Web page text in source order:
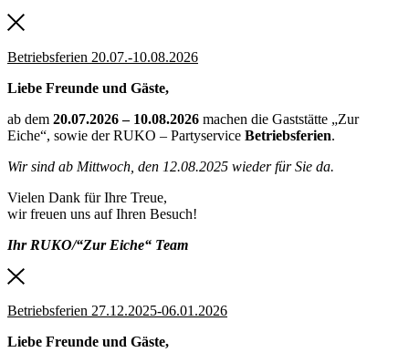
Betriebsferien 20.07.-10.08.2026
Liebe Freunde und Gäste,
ab dem 20.07.2026 – 10.08.2026 machen die Gaststätte „Zur
Eiche“, sowie der RUKO – Partyservice Betriebsferien.
Wir sind ab Mittwoch, den 12.08.2025 wieder für Sie da.
Vielen Dank für Ihre Treue,
wir freuen uns auf Ihren Besuch!
Ihr RUKO/“Zur Eiche“ Team
Betriebsferien 27.12.2025-06.01.2026
Liebe Freunde und Gäste,